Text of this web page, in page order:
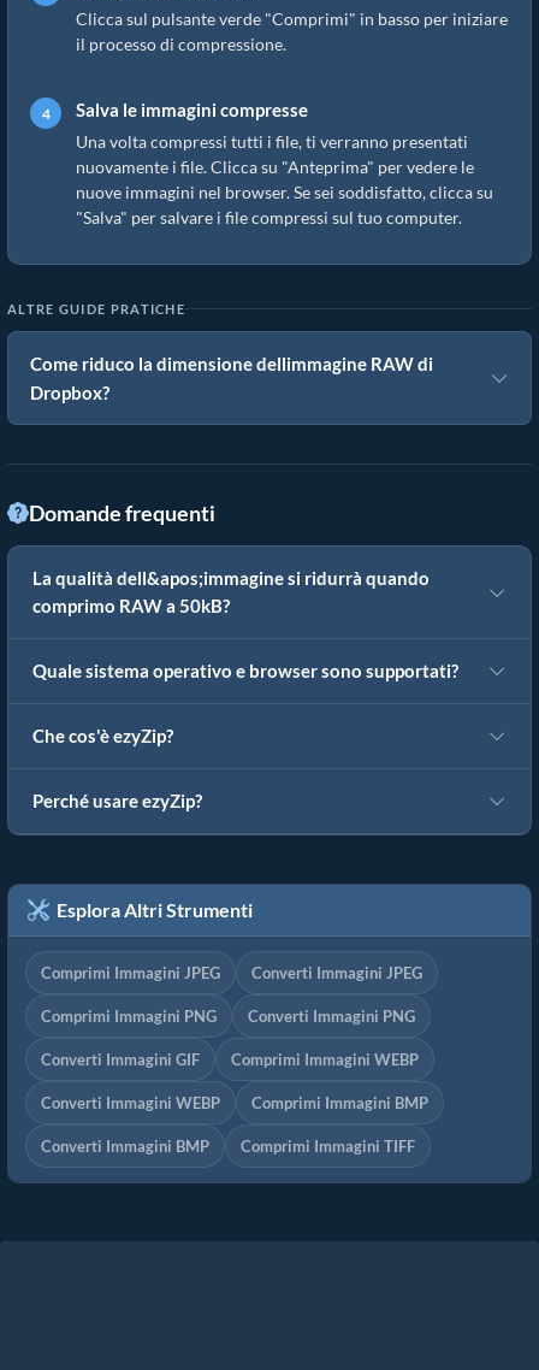
Clicca sul pulsante verde "Comprimi" in basso per iniziare
il processo di compressione.
Salva le immagini compresse
Una volta compressi tutti i file, ti verranno presentati
nuovamente i file. Clicca su "Anteprima" per vedere le
nuove immagini nel browser. Se sei soddisfatto, clicca su
"Salva" per salvare i file compressi sul tuo computer.
ALTRE GUIDE PRATICHE
Come riduco la dimensione dellimmagine RAW di
Dropbox?
Domande frequenti
La qualità dell&apos;immagine si ridurrà quando
comprimo RAW a 50kB?
Quale sistema operativo e browser sono supportati?
Che cos'è ezyZip?
Perché usare ezyZip?
Esplora Altri Strumenti
Comprimi Immagini JPEG Converti Immagini JPEG
Comprimi Immagini PNG Converti Immagini PNG
Converti Immagini GIF Comprimi Immagini WEBP
Converti Immagini WEBP Comprimi Immagini BMP
Converti Immagini BMP Comprimi Immagini TIFF